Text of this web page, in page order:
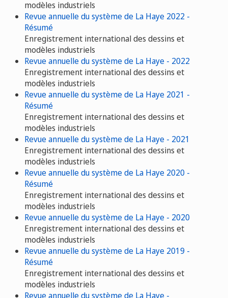
modèles industriels
Revue annuelle du système de La Haye 2022 -
Résumé
Enregistrement international des dessins et
modèles industriels
Revue annuelle du système de La Haye - 2022
Enregistrement international des dessins et
modèles industriels
Revue annuelle du système de La Haye 2021 -
Résumé
Enregistrement international des dessins et
modèles industriels
Revue annuelle du système de La Haye - 2021
Enregistrement international des dessins et
modèles industriels
Revue annuelle du système de La Haye 2020 -
Résumé
Enregistrement international des dessins et
modèles industriels
Revue annuelle du système de La Haye - 2020
Enregistrement international des dessins et
modèles industriels
Revue annuelle du système de La Haye 2019 -
Résumé
Enregistrement international des dessins et
modèles industriels
Revue annuelle du système de La Haye -